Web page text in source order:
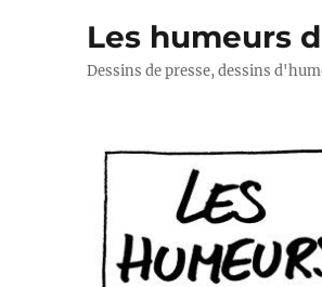
Les humeurs
Dessins de presse, dessins